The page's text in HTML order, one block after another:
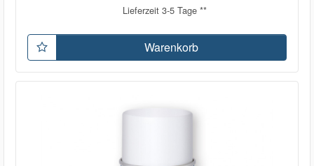
Lieferzeit 3-5 Tage **
Warenkorb